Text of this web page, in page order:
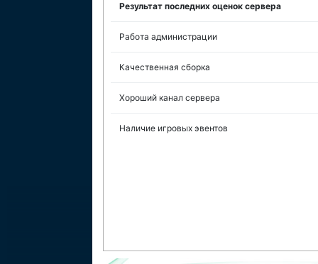
Результат последних оценок сервера
Работа администрации
Качественная сборка
Хороший канал сервера
Наличие игровых эвентов